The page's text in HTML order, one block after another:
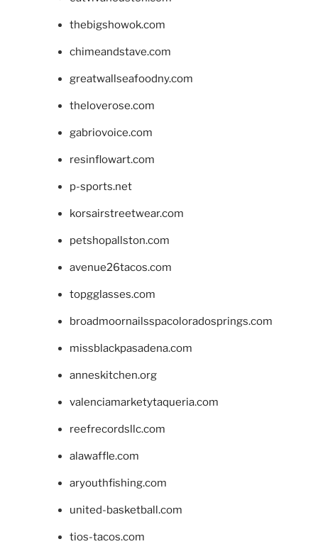
thebigshowok.com
chimeandstave.com
greatwallseafoodny.com
theloverose.com
gabriovoice.com
resinflowart.com
p-sports.net
korsairstreetwear.com
petshopallston.com
avenue26tacos.com
topgglasses.com
broadmoornailsspacoloradosprings.com
missblackpasadena.com
anneskitchen.org
valenciamarketytaqueria.com
reefrecordsllc.com
alawaffle.com
aryouthfishing.com
united-basketball.com
tios-tacos.com